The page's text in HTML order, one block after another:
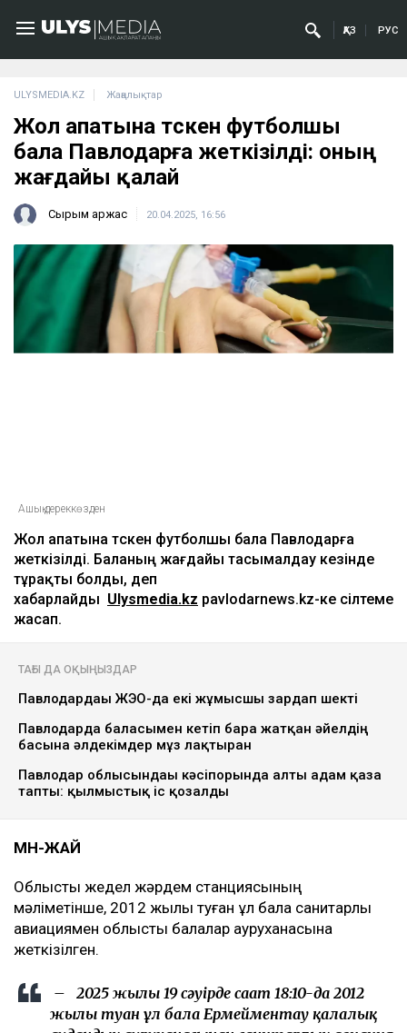
ҚАЗ РУС
ULYSMEDIA.KZ Жаңалықтар
Жол апатына түскен футболшы
бала Павлодарға жеткізілді: оның
жағдайы қалай
Сырым Қаржас 20.04.2025, 16:56
Ашық дереккөзден
Жол апатына түскен футболшы бала Павлодарға
жеткізілді. Баланың жағдайы тасымалдау кезінде
тұрақты болды, деп
хабарлайды Ulysmedia.kz pavlodarnews.kz-ке сілтеме
жасап.
ТАҒЫ ДА ОҚЫҢЫЗДАР
Павлодардағы ЖЭО-да екі жұмысшы зардап шекті
Павлодарда баласымен кетіп бара жатқан әйелдің
басына әлдекімдер мұз лақтырған
Павлодар облысындағы кәсіпорында алты адам қаза
тапты: қылмыстық іс қозғалды
МӘН-ЖАЙ
Облыстық жедел жәрдем станциясының
мәліметінше, 2012 жылы туған ұл бала санитарлық
авиациямен облыстық балалар ауруханасына
жеткізілген.
– 2025 жылғы 19 сәуірде сағат 18:10-да 2012
жылы туған ұл бала Ермейментау қалалық